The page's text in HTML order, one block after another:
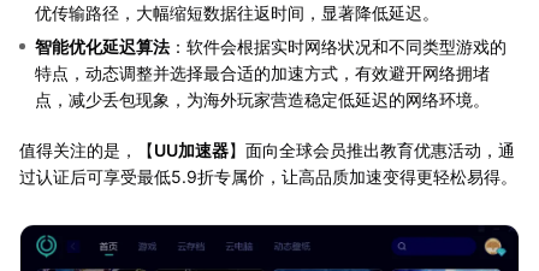
优传输路径，大幅缩短数据往返时间，显著降低延迟。
智能优化延迟算法 ：软件会根据实时网络状况和不同类型游戏的
特点，动态调整并选择最合适的加速方式，有效避开网络拥堵
点，减少丢包现象，为海外玩家营造稳定低延迟的网络环境。
值得关注的是，【UU加速器】面向全球会员推出教育优惠活动，通
过认证后可享受最低5.9折专属价，让高品质加速变得更轻松易得。